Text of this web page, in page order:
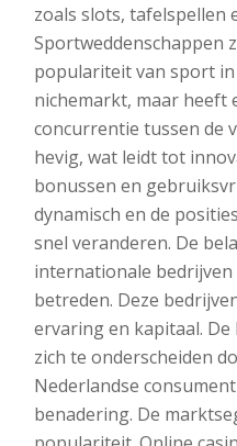
zoals slots, tafelspellen
Sportweddenschappen
populariteit van sport
nichemarkt, maar heeft
concurrentie tussen de
hevig, wat leidt tot
bonussen en
dynamisch en de
snel veranderen. De
internationale
betreden. Deze
ervaring en kapitaal.
zich te onderscheiden
Nederlandse
benadering. De